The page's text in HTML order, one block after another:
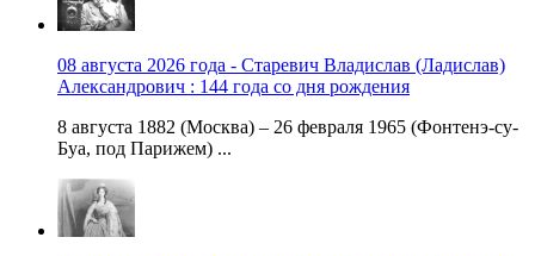
08 августа 2026 года - Старевич Владислав (Ладислав)
Александрович : 144 года со дня рождения
8 августа 1882 (Москва) – 26 февраля 1965 (Фонтенэ-су-
Буа, под Парижем) ...